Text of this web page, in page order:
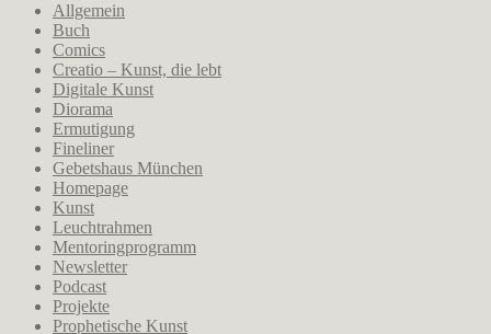
Allgemein
Buch
Comics
Creatio – Kunst, die lebt
Digitale Kunst
Diorama
Ermutigung
Fineliner
Gebetshaus München
Homepage
Kunst
Leuchtrahmen
Mentoringprogramm
Newsletter
Podcast
Projekte
Prophetische Kunst